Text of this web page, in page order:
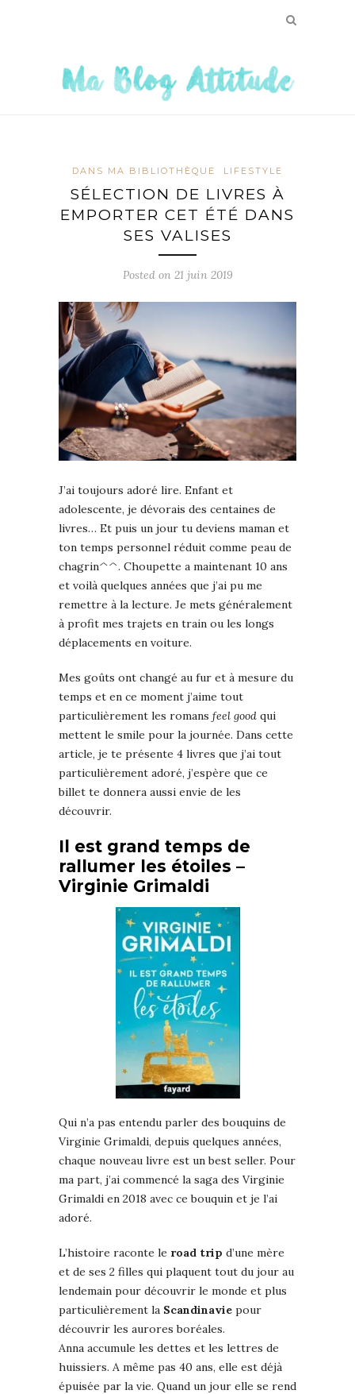
DANS MA BIBLIOTHÈQUE LIFESTYLE
SÉLECTION DE LIVRES À
EMPORTER CET ÉTÉ DANS
SES VALISES
Posted on 21 juin 2019
J’ai toujours adoré lire. Enfant et
adolescente, je dévorais des centaines de
livres… Et puis un jour tu deviens maman et
ton temps personnel réduit comme peau de
chagrin^^. Choupette a maintenant 10 ans
et voilà quelques années que j’ai pu me
remettre à la lecture. Je mets généralement
à profit mes trajets en train ou les longs
déplacements en voiture.
Mes goûts ont changé au fur et à mesure du
temps et en ce moment j’aime tout
particulièrement les romans feel good qui
mettent le smile pour la journée. Dans cette
article, je te présente 4 livres que j’ai tout
particulièrement adoré, j’espère que ce
billet te donnera aussi envie de les
découvrir.
Il est grand temps de
rallumer les étoiles –
Virginie Grimaldi
Qui n’a pas entendu parler des bouquins de
Virginie Grimaldi, depuis quelques années,
chaque nouveau livre est un best seller. Pour
ma part, j’ai commencé la saga des Virginie
Grimaldi en 2018 avec ce bouquin et je l’ai
adoré.
L’histoire raconte le road trip d’une mère
et de ses 2 filles qui plaquent tout du jour au
lendemain pour découvrir le monde et plus
particulièrement la Scandinavie pour
découvrir les aurores boréales.
Anna accumule les dettes et les lettres de
huissiers. A même pas 40 ans, elle est déjà
épuisée par la vie. Quand un jour elle se rend